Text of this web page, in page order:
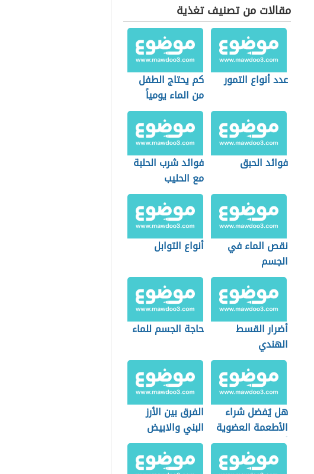
مقالات من تصنيف تغذية
عدد أنواع التمور
كم يحتاج الطفل
من الماء يومياً
فوائد الحبق
فوائد شرب الحلبة
مع الحليب
نقص الماء في
الجسم
أنواع التوابل
أضرار القسط
الهندي
حاجة الجسم للماء
هل يُفضل شراء
الأطعمة العضوية
أثناء التسوق؟
الفرق بين الأرز
البني والابيض